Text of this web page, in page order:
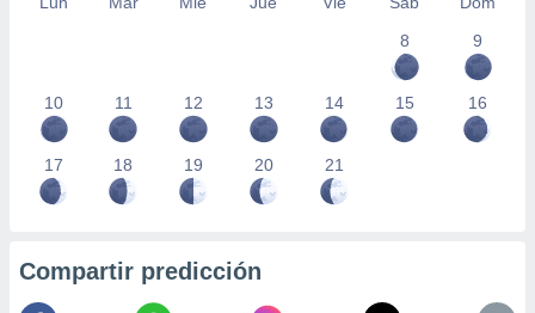
8
9
10 11 12 13 14 15 16
17 18 19 20 21
Compartir predicción